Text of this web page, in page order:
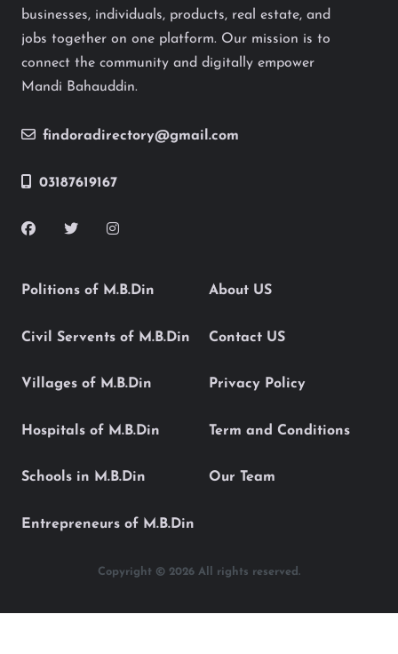
businesses, individuals, products, real estate, and
jobs together on one platform. Our mission is to
connect the community and digitally empower
Mandi Bahauddin.
findoradirectory@gmail.com
03187619167
Politions of M.B.Din
Civil Servents of M.B.Din
Villages of M.B.Din
Hospitals of M.B.Din
Schools in M.B.Din
Entrepreneurs of M.B.Din
About US
Contact US
Privacy Policy
Term and Conditions
Our Team
Copyright © 2026 All rights reserved.